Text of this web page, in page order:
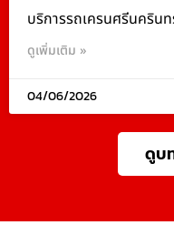
บริการรถเครนศรีนคริน
ดูเพิ่มเติม »
04/06/2026
ดูบ